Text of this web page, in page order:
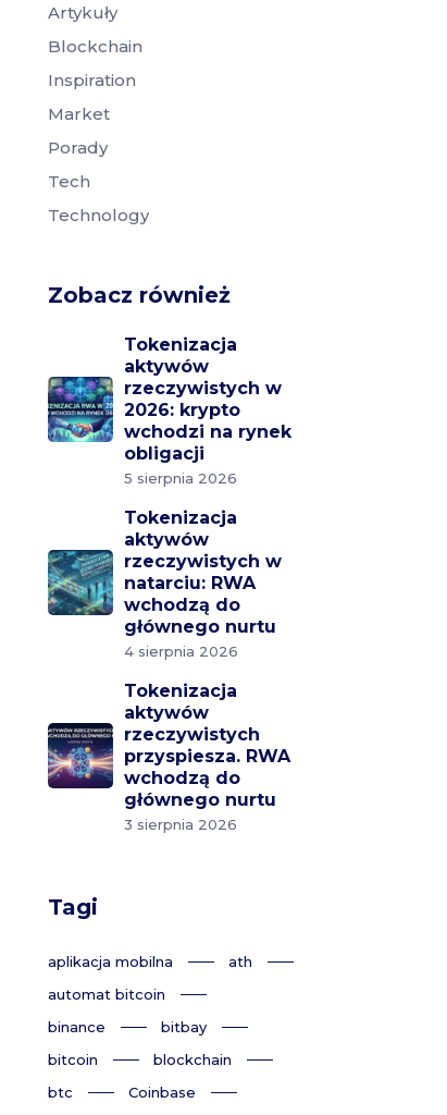
Artykuły
Blockchain
Inspiration
Market
Porady
Tech
Technology
Zobacz również
Tokenizacja
aktywów
rzeczywistych w
2026: krypto
wchodzi na rynek
obligacji
5 sierpnia 2026
Tokenizacja
aktywów
rzeczywistych w
natarciu: RWA
wchodzą do
głównego nurtu
4 sierpnia 2026
Tokenizacja
aktywów
rzeczywistych
przyspiesza. RWA
wchodzą do
głównego nurtu
3 sierpnia 2026
Tagi
aplikacja mobilna
ath
automat bitcoin
binance
bitbay
bitcoin
blockchain
btc
Coinbase